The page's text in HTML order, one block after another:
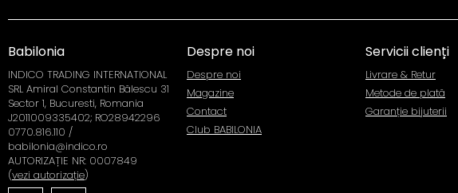
Babilonia
INDICO TRADING INTERNATIONAL
SRL Amiral Constantin Bălescu 31
Sector 1, Bucuresti, Romania
J2011009335402; RO28942296
0770.816.110 /
babilonia@indico.ro
AUTORIZAȚIE NR: 0007849
(vezi autorizație)
Despre noi
Despre noi
Magazine
Contact
Club BABILONIA
Servicii clienți
Livrare & Retur
Metode de plată
Garanție bijuterii